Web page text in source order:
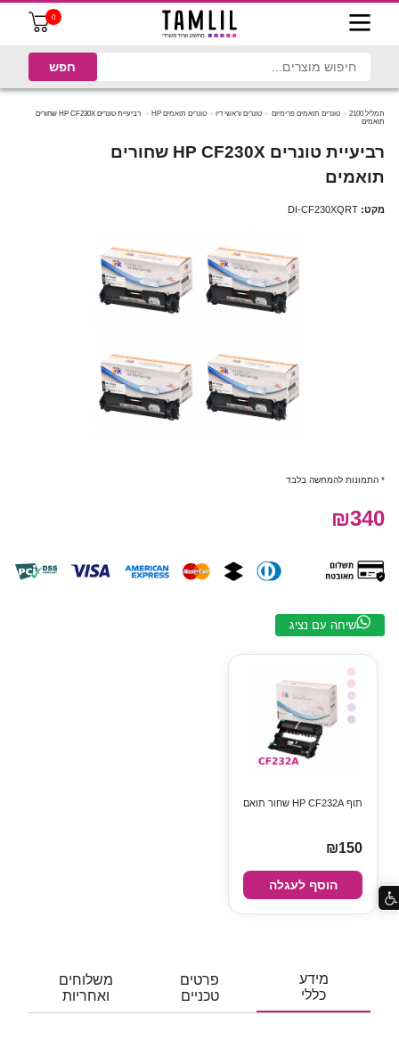
0
תמליל 2100 טונרים תואמים פרימיום טונרים וראשי דיו טונרים תואמים HP
רביעיית טונרים HP CF230X שחורים
תואמים
רביעיית טונרים HP CF230X שחורים
תואמים
מקט: DI-CF230XQRT
* התמונות להמחשה בלבד
₪340
שיחה עם נציג
תוף ‏HP CF232A שחור תואם
₪150
הוסף לעגלה
מידע
כללי
פרטים
טכניים
משלוחים
ואחריות